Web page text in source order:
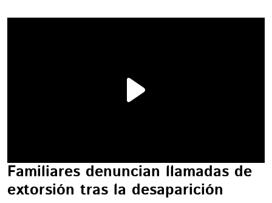
Familiares denuncian llamadas de
extorsión tras la desaparición